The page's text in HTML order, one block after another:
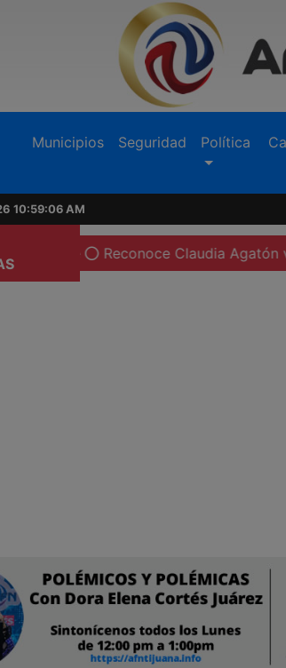
Municipios Seguridad Política
10:59:08 AM
Reconoce Claudia Agatón voluntad